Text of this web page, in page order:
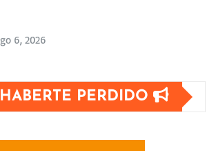
6, 2026
PERDIDO